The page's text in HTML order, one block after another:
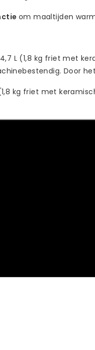
om maaltijden
L (1,8 kg friet met
Door
kg friet met